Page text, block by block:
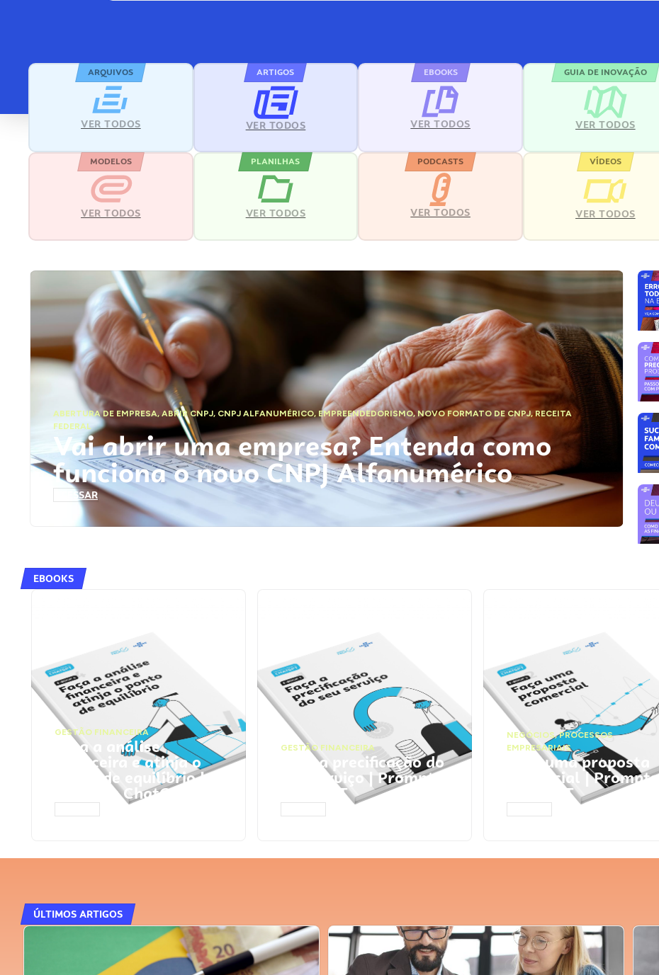
ARQUIVOS
VER TODOS
ARTIGOS
VER TODOS
EBOOKS
VER TODOS
GUIA DE INOVAÇÃO
VER TODOS
MODELOS
VER TODOS
PLANILHAS
VER TODOS
PODCASTS
VER TODOS
VÍDEOS
VER TODOS
ABERTURA DE EMPRESA,ABRIR CNPJ, CNPJ ALFANUMÉRICO, EMPREENDEDORISMO,NOVO FORMATO DE CNPJ,RECEITA
FEDERAL
Vai abrir uma empresa? Entenda como
funciona o novo CNPJ Alfanumérico
ACESSAR
EBOOKS
GESTÃO FINANCEIRA
Faça a análise
financeira e atinja o
ponto de equilíbrio |
Prompts ChatGPT
GESTÃO FINANCEIRA
Faça a precificação do
seu serviço | Prompts
ChatGPT
NEGÓCIOS,PROCESSOS
EMPRESARIAIS
Faça uma proposta
comercial | Prompts
ChatGPT
ÚLTIMOS ARTIGOS